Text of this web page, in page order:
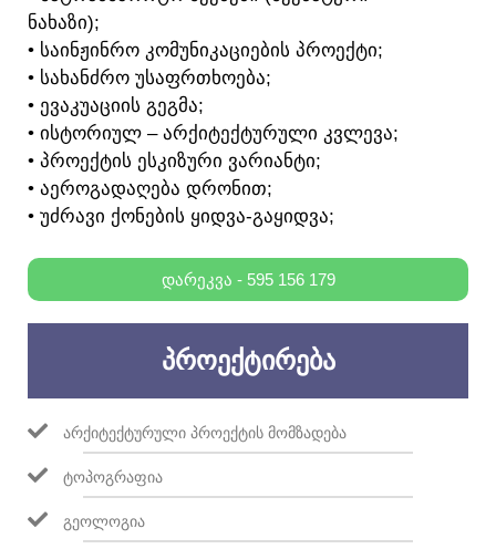
ᲜᲐᲮᲐᲖᲘ);
• ᲡᲐᲘᲜᲟᲘᲜᲠᲝ ᲙᲝᲛᲣᲜᲘᲙᲐᲪᲘᲔᲑᲘᲡ ᲞᲠᲝᲔᲥᲢᲘ;
• ᲡᲐᲮᲐᲜᲫᲠᲝ ᲣᲡᲐᲤᲠᲗᲮᲝᲔᲑᲐ;
• ᲔᲕᲐᲙᲣᲐᲪᲘᲘᲡ ᲒᲔᲒᲛᲐ;
• ᲘᲡᲢᲝᲠᲘᲣᲚ – ᲐᲠᲥᲘᲢᲔᲥᲢᲣᲠᲣᲚᲘ ᲙᲕᲚᲔᲕᲐ;
• ᲞᲠᲝᲔᲥᲢᲘᲡ ᲔᲡᲙᲘᲖᲣᲠᲘ ᲕᲐᲠᲘᲐᲜᲢᲘ;
• ᲐᲔᲠᲝᲒᲐᲓᲐᲦᲔᲑᲐ ᲓᲠᲝᲜᲘᲗ;
• ᲣᲫᲠᲐᲕᲘ ᲥᲝᲜᲔᲑᲘᲡ ᲧᲘᲓᲕᲐ-ᲒᲐᲧᲘᲓᲕᲐ;
ᲓᲐᲠᲔᲙᲕᲐ - 595 156 179
ᲞᲠᲝᲔᲥᲢᲘᲠᲔᲑᲐ
ᲐᲠᲥᲘᲢᲔᲥᲢᲣᲠᲣᲚᲘ ᲞᲠᲝᲔᲥᲢᲘᲡ ᲛᲝᲛᲖᲐᲓᲔᲑᲐ
ᲢᲝᲞᲝᲒᲠᲐᲤᲘᲐ
ᲒᲔᲝᲚᲝᲒᲘᲐ